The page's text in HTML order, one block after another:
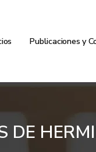
Publicaciones y
DE